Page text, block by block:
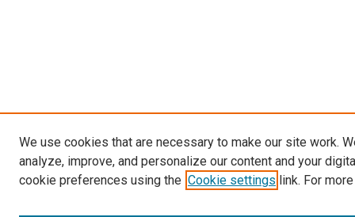
We use cookies that are necessary to make our site work.
analyze, improve, and personalize our content and your
cookie preferences using the Cookie settings link. For